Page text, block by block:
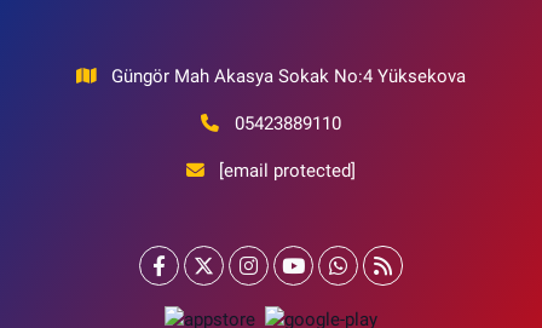
Güngör Mah Akasya Sokak No:4 Yüksekova
05423889110
[email protected]